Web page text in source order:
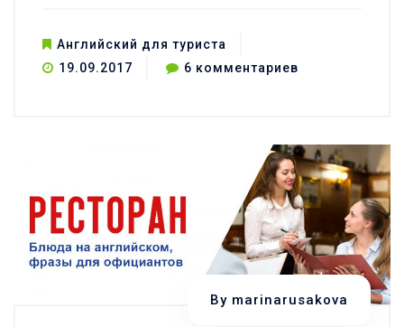
Английский для туриста
19.09.2017
6 комментариев
о
health
—
здоровье
на
английском!
By marinarusakova